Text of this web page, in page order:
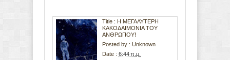
Title : Η ΜΕΓΑΛΥΤΕΡΗ
ΚΑΚΟΔΑΙΜΟΝΙΑ ΤΟΥ
ΑΝΘΡΩΠΟΥ!
Posted by : Unknown
Date : 6:44 π.μ.